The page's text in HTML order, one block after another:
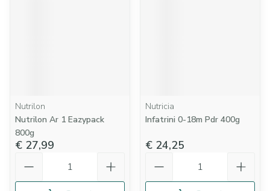
Nutrilon
Nutrilon Ar 1 Eazypack
800g
€ 27,99
Nutricia
Infatrini 0-18m Pdr 400g
€ 24,25